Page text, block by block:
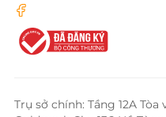
Trụ sở chính: Tầng 12A Tòa